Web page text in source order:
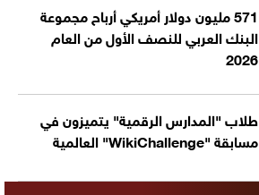
571 مليون دولار أمريكي أرباح مجموعة
البنك العربي للنصف الأول من العام
2026
طلاب "المدارس الرقمية" يتميزون في
مسابقة "WikiChallenge" العالمية